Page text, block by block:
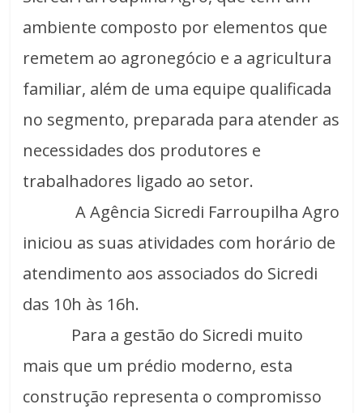
ambiente composto por elementos que
remetem ao agronegócio e a agricultura
familiar, além de uma equipe qualificada
no segmento, preparada para atender as
necessidades dos produtores e
trabalhadores ligado ao setor.
A Agência Sicredi Farroupilha Agro
iniciou as suas atividades com horário de
atendimento aos associados do Sicredi
das 10h às 16h.
Para a gestão do Sicredi muito
mais que um prédio moderno, esta
construção representa o compromisso